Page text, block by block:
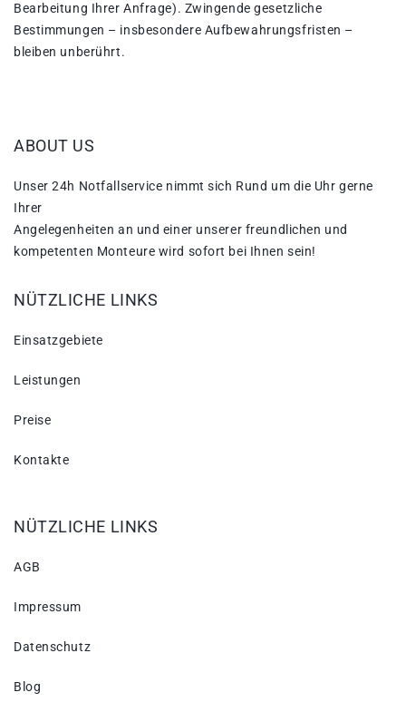
Bearbeitung Ihrer Anfrage). Zwingende gesetzliche
Bestimmungen – insbesondere Aufbewahrungsfristen –
bleiben unberührt.
ABOUT US
Unser 24h Notfallservice nimmt sich Rund um die Uhr gerne
Ihrer
Angelegenheiten an und einer unserer freundlichen und
kompetenten Monteure wird sofort bei Ihnen sein!
NÜTZLICHE LINKS
Einsatzgebiete
Leistungen
Preise
Kontakte
NÜTZLICHE LINKS
AGB
Impressum
Datenschutz
Blog